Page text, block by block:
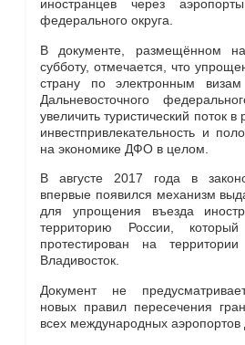
иностранцев через
федерального округа.
В документе, размещённом
субботу, отмечается, что
страну по электронным
Дальневосточного
увеличить туристический поток в
инвестпривлекательность и
на экономике ДФО в целом.
В августе 2017 года в
впервые появился механизм
для упрощения въезда
территорию России,
протестирован на
Владивосток.
Документ не
новых правил пересечения
всех международных аэропортов